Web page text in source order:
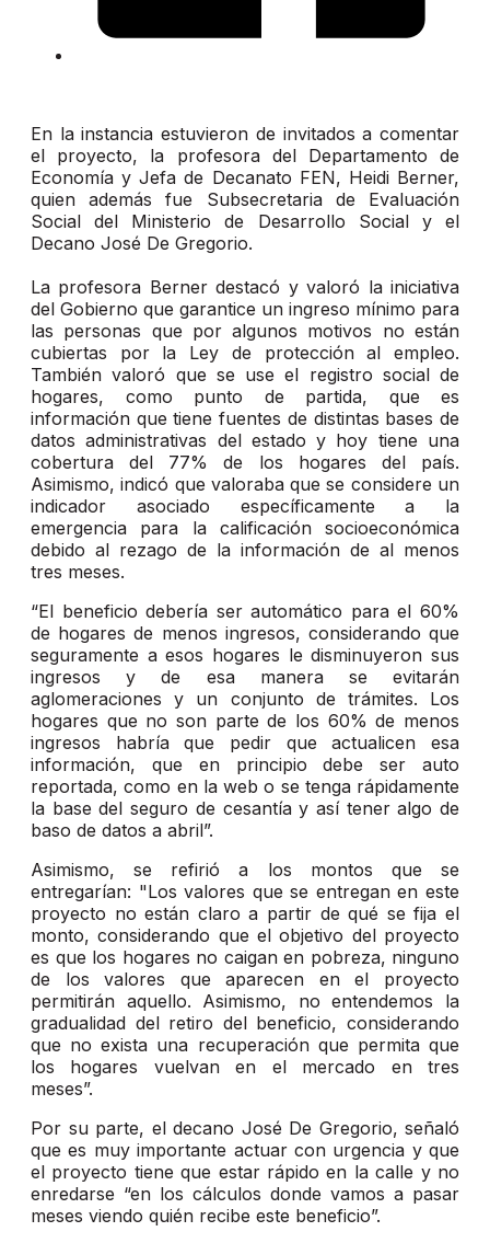
En la instancia estuvieron de invitados a comentar
el proyecto, la profesora del Departamento de
Economía y Jefa de Decanato FEN, Heidi Berner,
quien además fue Subsecretaria de Evaluación
Social del Ministerio de Desarrollo Social y el
Decano José De Gregorio.
La profesora Berner destacó y valoró la iniciativa
del Gobierno que garantice un ingreso mínimo para
las personas que por algunos motivos no están
cubiertas por la Ley de protección al empleo.
También valoró que se use el registro social de
hogares, como punto de partida, que es
información que tiene fuentes de distintas bases de
datos administrativas del estado y hoy tiene una
cobertura del 77% de los hogares del país.
Asimismo, indicó que valoraba que se considere un
indicador asociado específicamente a la
emergencia para la calificación socioeconómica
debido al rezago de la información de al menos
tres meses.
“El beneficio debería ser automático para el 60%
de hogares de menos ingresos, considerando que
seguramente a esos hogares le disminuyeron sus
ingresos y de esa manera se evitarán
aglomeraciones y un conjunto de trámites. Los
hogares que no son parte de los 60% de menos
ingresos habría que pedir que actualicen esa
información, que en principio debe ser auto
reportada, como en la web o se tenga rápidamente
la base del seguro de cesantía y así tener algo de
baso de datos a abril”.
Asimismo, se refirió a los montos que se
entregarían: "Los valores que se entregan en este
proyecto no están claro a partir de qué se fija el
monto, considerando que el objetivo del proyecto
es que los hogares no caigan en pobreza, ninguno
de los valores que aparecen en el proyecto
permitirán aquello. Asimismo, no entendemos la
gradualidad del retiro del beneficio, considerando
que no exista una recuperación que permita que
los hogares vuelvan en el mercado en tres
meses”.
Por su parte, el decano José De Gregorio, señaló
que es muy importante actuar con urgencia y que
el proyecto tiene que estar rápido en la calle y no
enredarse “en los cálculos donde vamos a pasar
meses viendo quién recibe este beneficio”.